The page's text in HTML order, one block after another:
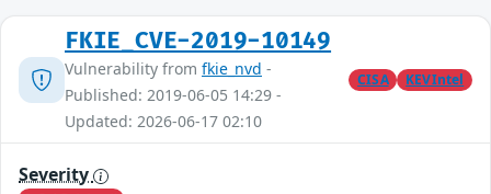
FKIE_CVE-2019-10149
Vulnerability from fkie_nvd -
Published: 2019-06-05 14:29 -
Updated: 2026-06-17 02:10
CISA KEVIntel
Severity